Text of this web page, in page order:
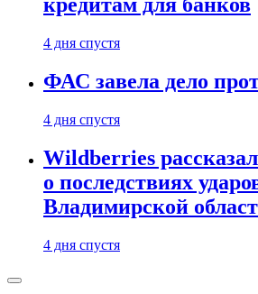
4 дня спустя
ФАС завела дело
4 дня спустя
Wildberries рассказал
о последствиях
Владимирской
4 дня спустя